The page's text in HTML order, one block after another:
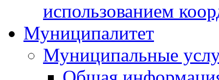
использованием
Муниципалитет
Муниципальные